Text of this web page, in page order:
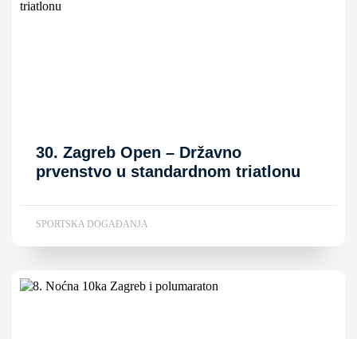
30. Zagreb Open – Državno
prvenstvo u standardnom triatlonu
SPORTSKA DOGAĐANJA